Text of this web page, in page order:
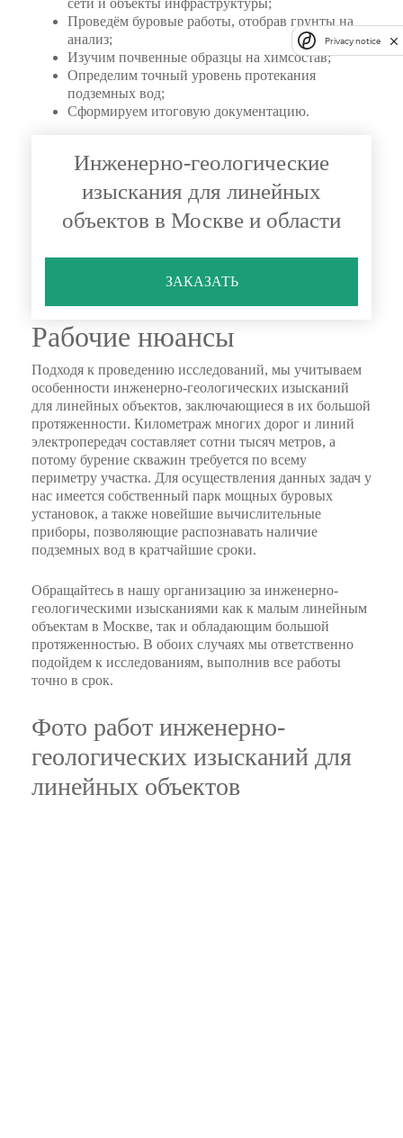
сети и объекты инфраструктуры;
Проведём буровые работы, отобрав грунты на
анализ;
Изучим почвенные образцы на химсостав;
Определим точный уровень протекания
подземных вод;
Сформируем итоговую документацию.
Инженерно-геологические
изыскания для линейных
объектов в Москве и области
ЗАКАЗАТЬ
Рабочие нюансы
Подходя к проведению исследований, мы учитываем
особенности инженерно-геологических изысканий
для линейных объектов, заключающиеся в их большой
протяженности. Километраж многих дорог и линий
электропередач составляет сотни тысяч метров, а
потому бурение скважин требуется по всему
периметру участка. Для осуществления данных задач у
нас имеется собственный парк мощных буровых
установок, а также новейшие вычислительные
приборы, позволяющие распознавать наличие
подземных вод в кратчайшие сроки.
Обращайтесь в нашу организацию за инженерно-
геологическими изысканиями как к малым линейным
объектам в Москве, так и обладающим большой
протяженностью. В обоих случаях мы ответственно
подойдем к исследованиям, выполнив все работы
точно в срок.
Фото работ инженерно-
геологических изысканий для
линейных объектов
Privacy notice